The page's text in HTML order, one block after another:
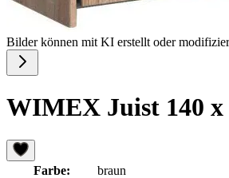
Bilder können mit KI erstellt oder
WIMEX Juist 140 x
Farbe:
braun